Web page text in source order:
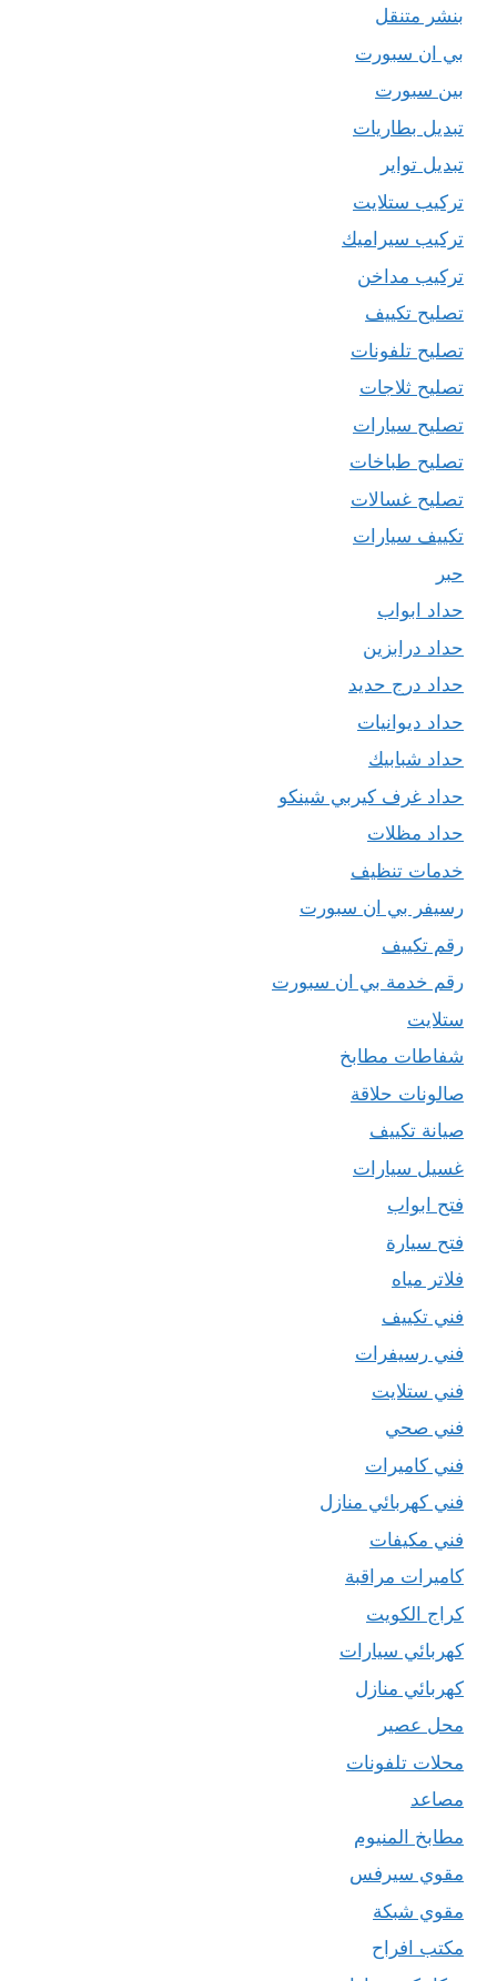
بنشر متنقل
بي ان سبورت
بين سبورت
تبديل بطاريات
تبديل تواير
تركيب ستلايت
تركيب سيراميك
تركيب مداخن
تصليح تكييف
تصليح تلفونات
تصليح ثلاجات
تصليح سيارات
تصليح طباخات
تصليح غسالات
تكييف سيارات
حبر
حداد ابواب
حداد درابزين
حداد درج حديد
حداد ديوانيات
حداد شبابيك
حداد غرف كيربي شينكو
حداد مظلات
خدمات تنظيف
رسيفر بي ان سبورت
رقم تكييف
رقم خدمة بي ان سبورت
ستلايت
شفاطات مطابخ
صالونات حلاقة
صيانة تكييف
غسيل سيارات
فتح ابواب
فتح سيارة
فلاتر مياه
فني تكييف
فني رسيفرات
فني ستلايت
فني صحي
فني كاميرات
فني كهربائي منازل
فني مكيفات
كاميرات مراقبة
كراج الكويت
كهربائي سيارات
كهربائي منازل
محل عصير
محلات تلفونات
مصاعد
مطابخ المنيوم
مقوي سيرفس
مقوي شبكة
مكتب افراح